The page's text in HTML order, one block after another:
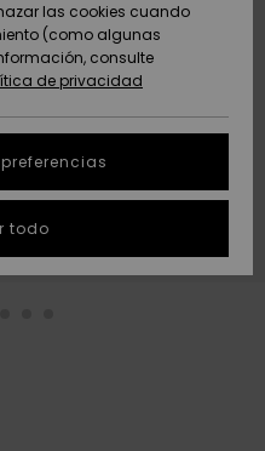
de
a
las cookies cuando
(como algunas
consulte
de privacidad
todo